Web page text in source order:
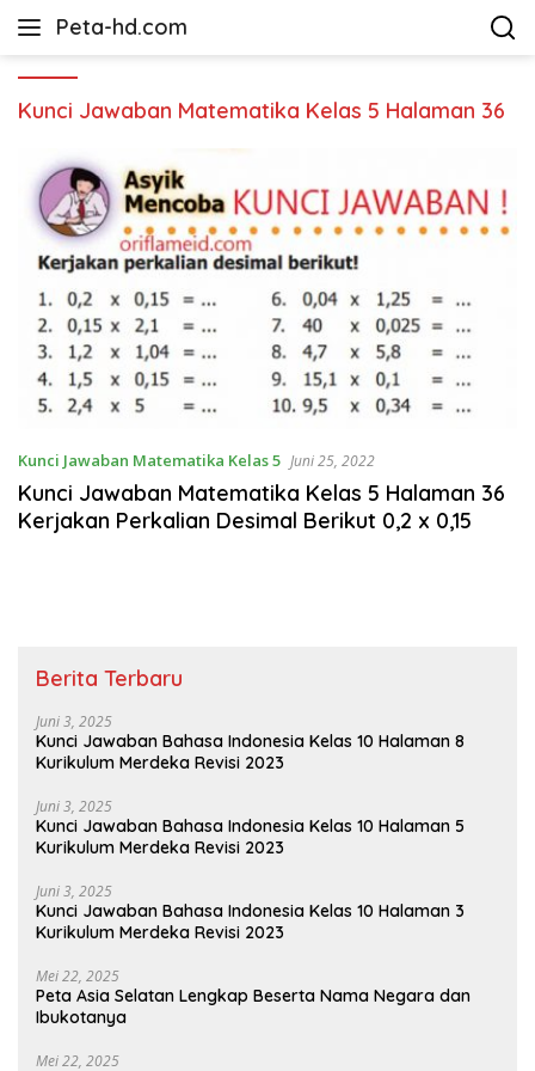
Peta-hd.com
Kumpulan
HD
Kunci Jawaban Matematika Kelas 5 Halaman 36
Kunci Jawaban Matematika Kelas 5 Juni 25, 2022
Kunci Jawaban Matematika Kelas 5 Halaman 36
Kerjakan Perkalian Desimal Berikut 0,2 x 0,15
Berita Terbaru
Juni 3, 2025
Kunci Jawaban Bahasa Indonesia Kelas 10 Halaman 8
Kurikulum Merdeka Revisi 2023
Juni 3, 2025
Kunci Jawaban Bahasa Indonesia Kelas 10 Halaman 5
Kurikulum Merdeka Revisi 2023
Juni 3, 2025
Kunci Jawaban Bahasa Indonesia Kelas 10 Halaman 3
Kurikulum Merdeka Revisi 2023
Mei 22, 2025
Peta Asia Selatan Lengkap Beserta Nama Negara dan
Ibukotanya
Mei 22, 2025